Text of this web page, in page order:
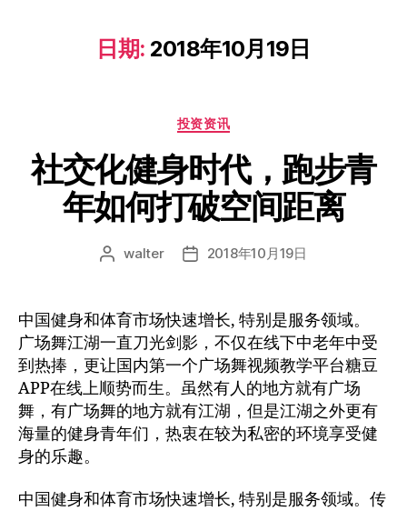
日期: 2018年10月19日
投资资讯
社交化健身时代，跑步青
年如何打破空间距离
walter 2018年10月19日
中国健身和体育市场快速增长, 特别是服务领域。
广场舞江湖一直刀光剑影，不仅在线下中老年中受
到热捧，更让国内第一个广场舞视频教学平台糖豆
APP在线上顺势而生。虽然有人的地方就有广场
舞，有广场舞的地方就有江湖，但是江湖之外更有
海量的健身青年们，热衷在较为私密的环境享受健
身的乐趣。
中国健身和体育市场快速增长, 特别是服务领域。传